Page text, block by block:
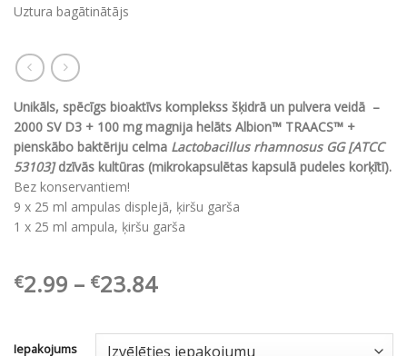
Uztura bagātinātājs
Unikāls, spēcīgs bioaktīvs komplekss šķidrā un pulvera veidā –
2000 SV D3 + 100 mg magnija helāts Albion™ TRAACS™ +
pienskābo baktēriju celma Lactobacillus rhamnosus GG [ATCC
53103]dzīvās kultūras (mikrokapsulētas kapsulā pudeles korķītī).
Bez konservantiem!
9 x 25 ml ampulas displejā, ķiršu garša
1 x 25 ml ampula, ķiršu garša
€2.99 – €23.84Price
€2.99
through
Iepakojums